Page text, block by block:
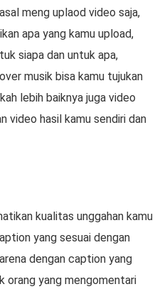
meng uplaod video saja,
apa yang kamu upload,
siapa dan untuk apa,
musik bisa kamu tujukan
lebih baiknya juga video
video hasil kamu sendiri dan
kualitas unggahan kamu
yang sesuai dengan
dengan caption yang
orang yang mengomentari